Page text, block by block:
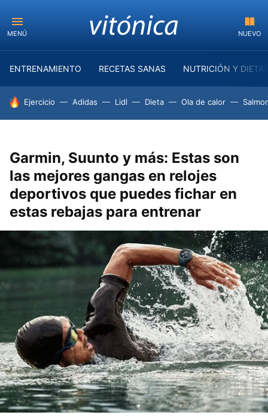
MENÚ NUEVO
ENTRENAMIENTO RECETAS SANAS NUTRICIÓN Y
HOY SE HABLA DE
Ejercicio Adidas Lidl Dieta Ola de calor
Garmin, Suunto y más: Estas son
las mejores gangas en relojes
deportivos que puedes fichar en
estas rebajas para entrenar